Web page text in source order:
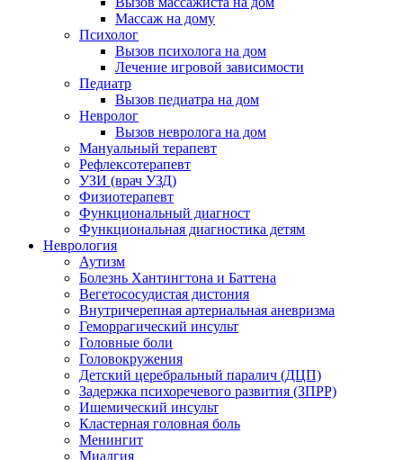
Массаж на дому
Психолог
Вызов психолога на дом
Лечение игровой зависимости
Педиатр
Вызов педиатра на дом
Невролог
Вызов невролога на дом
Мануальный терапевт
Рефлексотерапевт
УЗИ (врач УЗД)
Физиотерапевт
Функциональный диагност
Функциональная диагностика детям
Неврология
Аутизм
Болезнь Хантингтона и Баттена
Вегетососудистая дистония
Внутричерепная артериальная аневризма
Геморрагический инсульт
Головные боли
Головокружения
Детский церебральный паралич (ДЦП)
Задержка психоречевого развития (ЗПРР)
Ишемический инсульт
Кластерная головная боль
Менингит
Миалгия